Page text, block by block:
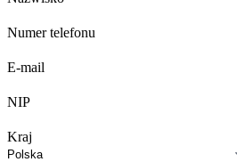
Numer telefonu
E-mail
NIP
Kraj